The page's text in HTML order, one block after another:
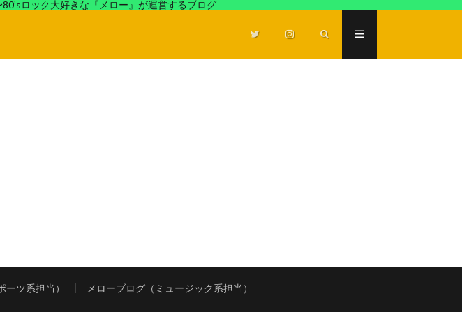
ロック大好きな『メロー』が運営するブログ
ーツ系担当） メローブログ（ミュージック系担当）